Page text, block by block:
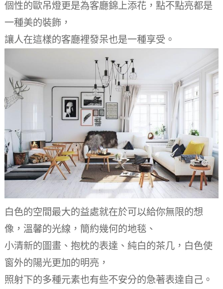
個性的歐吊燈更是為客廳錦上添花，點不點亮都是
一種美的裝飾，
讓人在這樣的客廳裡發呆也是一種享受。
白色的空間最大的益處就在於可以給你無限的想
像，溫馨的光線，簡約幾何的地毯、
小清新的圖畫、抱枕的表達、純白的茶几，白色使
窗外的陽光更加的明亮，
照射下的多種元素也有些不安分的急著表達自己。